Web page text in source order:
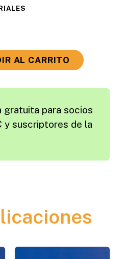
AL CARRITO
gratuita para socios
y suscriptores de la